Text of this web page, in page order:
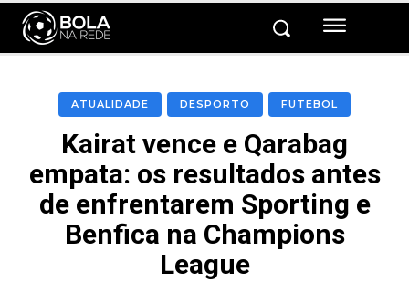
ATUALIDADE DESPORTO FUTEBOL
Kairat vence e Qarabag
empata: os resultados antes
de enfrentarem Sporting e
Benfica na Champions
League